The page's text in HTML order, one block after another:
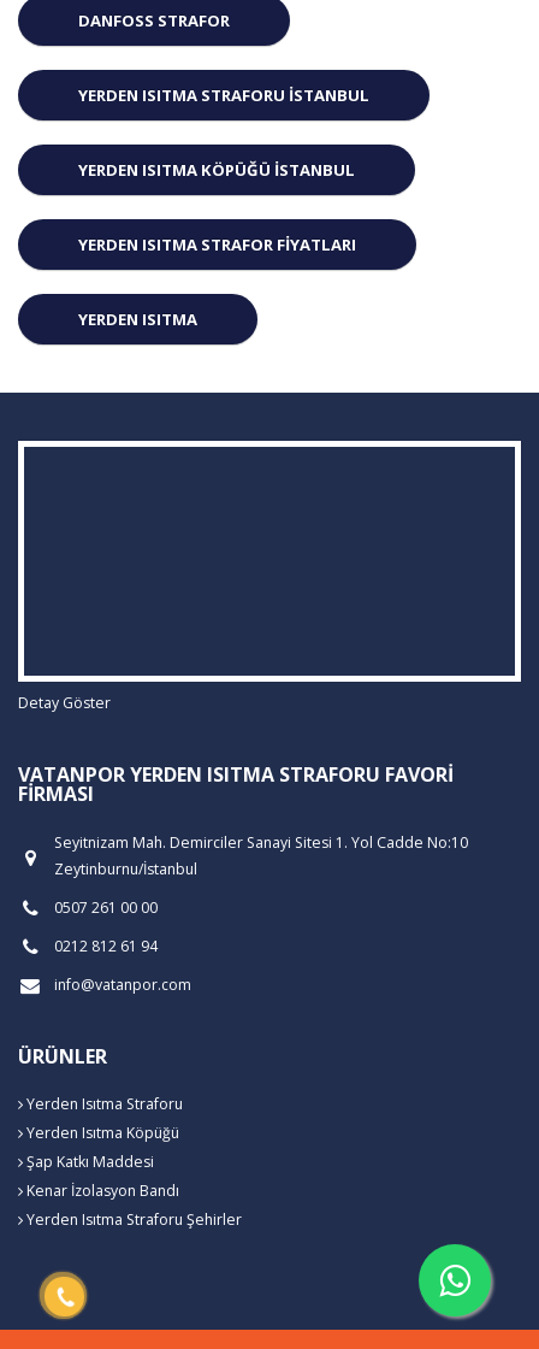
DANFOSS STRAFOR
YERDEN ISITMA STRAFORU ISTANBUL
YERDEN ISITMA KÖPÜĞÜ ISTANBUL
YERDEN ISITMA STRAFOR FIYATLARI
YERDEN ISITMA
Detay Göster
VATANPOR YERDEN ISITMA STRAFORU FAVORI
FIRMASI
Seyitnizam Mah. Demirciler Sanayi Sitesi 1. Yol Cadde No:10
Zeytinburnu/İstanbul
0507 261 00 00
0212 812 61 94
info@vatanpor.com
ÜRÜNLER
Yerden Isıtma Straforu
Yerden Isıtma Köpüğü
Şap Katkı Maddesi
Kenar İzolasyon Bandı
Yerden Isıtma Straforu Şehirler